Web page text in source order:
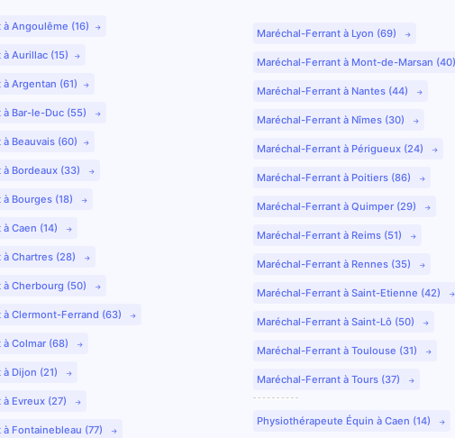
Angoulême (16)
Aurillac (15)
Argentan (61)
Bar-le-Duc (55)
Beauvais (60)
Bordeaux (33)
Bourges (18)
Caen (14)
Chartres (28)
Cherbourg (50)
à Clermont-Ferrand (63)
Colmar (68)
Dijon (21)
Evreux (27)
Fontainebleau (77)
Maréchal-Ferrant à Lyon (69)
Maréchal-Ferrant à Mont-de-Marsan
Maréchal-Ferrant à Nantes (44)
Maréchal-Ferrant à Nîmes (30)
Maréchal-Ferrant à Périgueux (24)
Maréchal-Ferrant à Poitiers (86)
Maréchal-Ferrant à Quimper (29)
Maréchal-Ferrant à Reims (51)
Maréchal-Ferrant à Rennes (35)
Maréchal-Ferrant à Saint-Etienne (42)
Maréchal-Ferrant à Saint-Lô (50)
Maréchal-Ferrant à Toulouse (31)
Maréchal-Ferrant à Tours (37)
Physiothérapeute Équin à Caen (14)